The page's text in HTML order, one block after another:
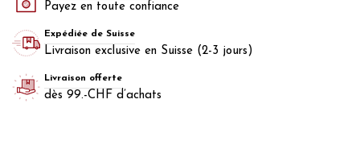
Payez en toute confiance
Expédiée de Suisse
Livraison exclusive en Suisse (2-3 jours)
Livraison offerte
dès 99.-CHF d’achats